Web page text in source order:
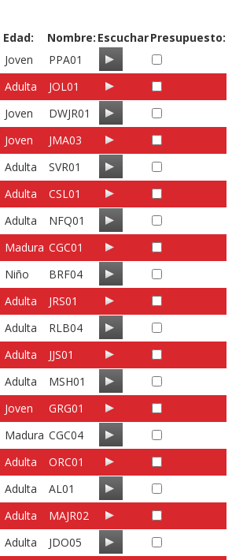
Edad: Nombre: EscucharPresupuesto:
Joven
PPA01
Adulta
JOL01
Joven
DWJR01
Joven
JMA03
Adulta
SVR01
Adulta
CSL01
Adulta
NFQ01
Madura CGC01
Niño
BRF04
Adulta
JRS01
Adulta
RLB04
Adulta
JJS01
Adulta
MSH01
Joven
GRG01
Madura CGC04
Adulta
ORC01
Adulta
AL01
Adulta
MAJR02
Adulta
JDO05